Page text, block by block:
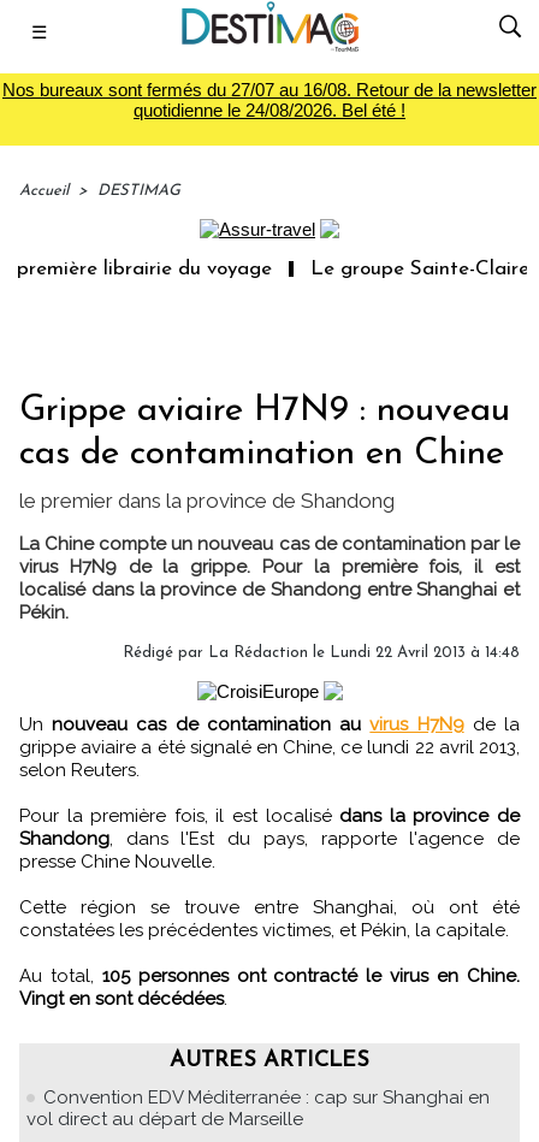
☰
Nos bureaux sont fermés du 27/07 au 16/08. Retour de la newsletter
quotidienne le 24/08/2026. Bel été !
Accueil > DESTIMAG
librairie du voyage Le groupe Sainte-Claire
Grippe aviaire H7N9 : nouveau
cas de contamination en Chine
le premier dans la province de Shandong
La Chine compte un nouveau cas de contamination par le
virus H7N9 de la grippe. Pour la première fois, il est
localisé dans la province de Shandong entre Shanghai et
Pékin.
Rédigé par La Rédaction le Lundi 22 Avril 2013 à 14:48
Unnouveau cas de contamination au virus H7N9de la
grippe aviaire a été signalé en Chine, ce lundi 22 avril 2013,
selon Reuters.
Pour la première fois, il est localisé dans la province de
Shandong , dans l'Est du pays, rapporte l'agence de
presse Chine Nouvelle.
Cette région se trouve entre Shanghai, où ont été
constatées les précédentes victimes, et Pékin, la capitale.
Au total, 105 personnes ont contracté le virus en Chine.
Vingt en sont décédées.
AUTRES ARTICLES
Convention EDV Méditerranée : cap sur Shanghai en
vol direct au départ de Marseille